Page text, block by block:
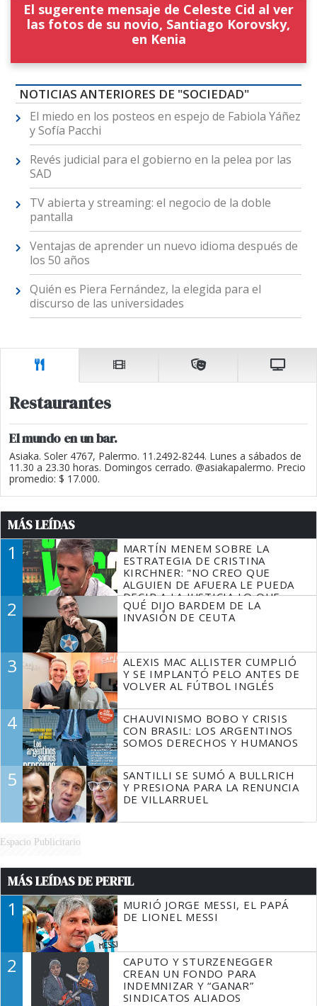
El sugerente mensaje de Celeste Cid al ver
las fotos de su novio, Santiago Korovsky,
en Kenia
NOTICIAS ANTERIORES DE "SOCIEDAD"
El miedo en los posteos en espejo de Fabiola Yáñez
y Sofía Pacchi
Revés judicial para el gobierno en la pelea por las
SAD
TV abierta y streaming: el negocio de la doble
pantalla
Ventajas de aprender un nuevo idioma después de
los 50 años
Quién es Piera Fernández, la elegida para el
discurso de las universidades
Restaurantes
El mundo en un bar.
Asiaka. Soler 4767, Palermo. 11.2492-8244. Lunes a sábados de
11.30 a 23.30 horas. Domingos cerrado. @asiakapalermo. Precio
promedio: $ 17.000.
MÁS LEÍDAS
1
MARTÍN MENEM SOBRE LA
ESTRATEGIA DE CRISTINA
KIRCHNER: "NO CREO QUE
ALGUIEN DE AFUERA LE PUEDA
DECIR A LA JUSTICIA LO QUE
TIENE QUE HACER"
2
QUÉ DIJO BARDEM DE LA
INVASIÓN DE CEUTA
3
ALEXIS MAC ALLISTER CUMPLIÓ
Y SE IMPLANTÓ PELO ANTES DE
VOLVER AL FÚTBOL INGLÉS
4
CHAUVINISMO BOBO Y CRISIS
CON BRASIL: LOS ARGENTINOS
SOMOS DERECHOS Y HUMANOS
5
SANTILLI SE SUMÓ A BULLRICH
Y PRESIONA PARA LA RENUNCIA
DE VILLARRUEL
Espacio Publicitario
MÁS LEÍDAS DE PERFIL
1
MURIÓ JORGE MESSI, EL PAPÁ
DE LIONEL MESSI
2
CAPUTO Y STURZENEGGER
CREAN UN FONDO PARA
INDEMNIZAR Y “GANAR”
SINDICATOS ALIADOS